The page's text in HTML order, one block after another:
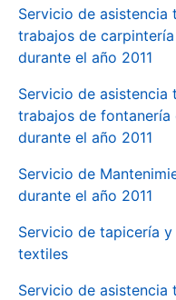
Servicio de asistencia
trabajos de
durante el año 2011
Servicio de asistencia
trabajos de fontanería
durante el año 2011
Servicio de
durante el año 2011
Servicio de tapicería
textiles
Servicio de asistencia